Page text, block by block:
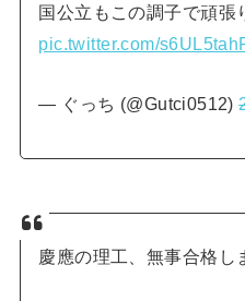
国公立もこの調子で頑張
pic.twitter.com/
— ぐっち (@Gutci0512)
慶應の理工、無事合格し